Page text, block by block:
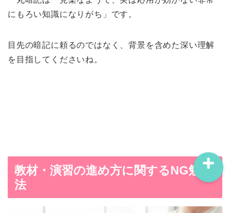
にもろい知識になりがち」です。
目先の暗記に頼るのではなく、背景を含めた深い理解
を目指してくださいね。
教材・演習の進め方に関するNG勉強
法
プロフィール